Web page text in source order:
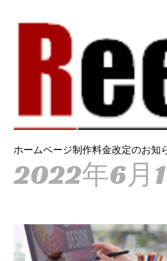
ホームページ制作料金改定のお知
2022年6月